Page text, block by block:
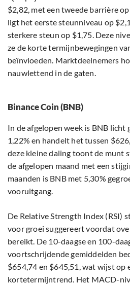
$2,82, met een tweede barrière
ligt het eerste steunniveau op
sterkere steun op $1,75. Deze
ze de korte termijnbewegingen
beïnvloeden. Marktdeelnemers
nauwlettend in de gaten.
Binance Coin (BNB)
In de afgelopen week is BNB licht
1,22% en handelt het tussen
deze kleine daling toont de munt
de afgelopen maand met een
maanden is BNB met 5,30%
vooruitgang.
De Relative Strength Index (RSI)
voor groei suggereert voordat
bereikt. De 10-daagse en 100-
voortschrijdende gemiddelden
$654,74 en $645,51, wat wijst op
kortetermijntrend. Het MACD-